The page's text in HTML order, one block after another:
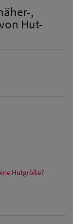
,
Hut-
Hutgröße?